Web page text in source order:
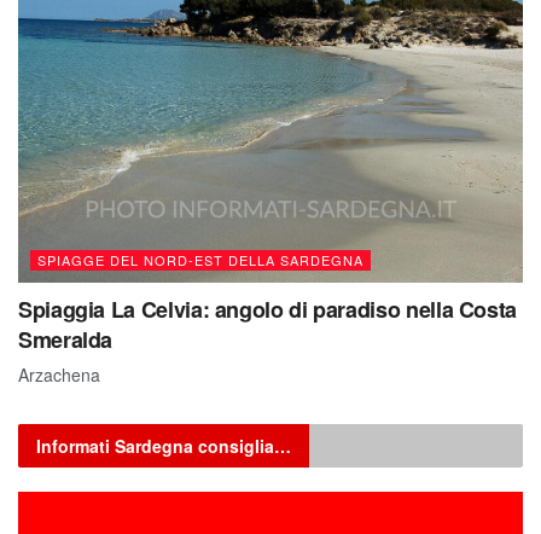
SPIAGGE DEL NORD-EST DELLA SARDEGNA
Spiaggia La Celvia: angolo di paradiso nella Costa
Smeralda
Arzachena
Informati Sardegna consiglia…